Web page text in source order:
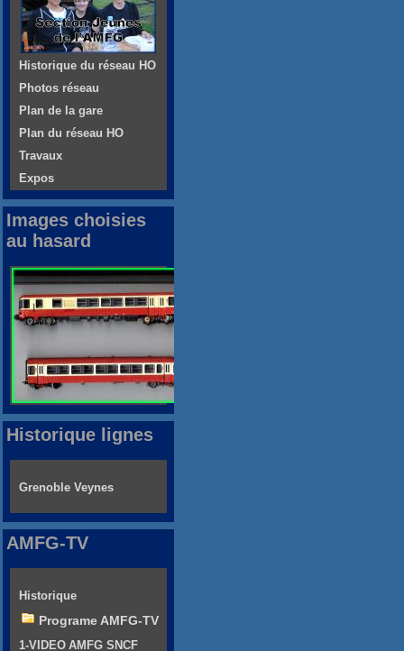
Historique du réseau HO
Photos réseau
Plan de la gare
Plan du réseau HO
Travaux
Expos
Images choisies
au hasard
Historique lignes
Grenoble Veynes
AMFG-TV
Historique
Programe AMFG-TV
1-VIDEO AMFG SNCF